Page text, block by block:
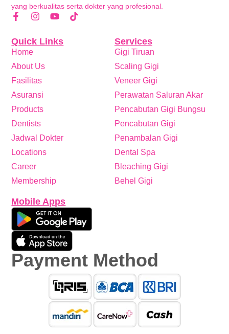
yang berkualitas serta dokter yang profesional.
Services
Gigi Tiruan
Scaling Gigi
Veneer Gigi
Perawatan Saluran Akar
Pencabutan Gigi Bungsu
Pencabutan Gigi
Penambalan Gigi
Dental Spa
Bleaching Gigi
Behel Gigi
Quick Links
Home
About Us
Fasilitas
Asuransi
Products
Dentists
Jadwal Dokter
Locations
Career
Membership
Mobile Apps
Payment Method